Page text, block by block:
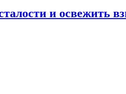
и освежить